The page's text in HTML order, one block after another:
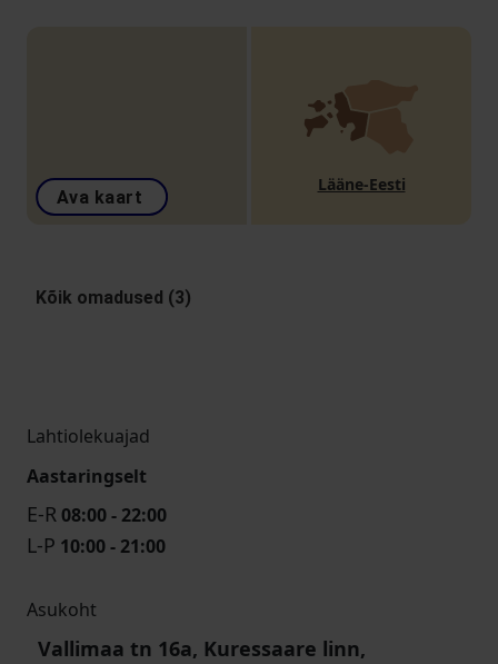
Ava kaart
Lääne-Eesti
Kõik omadused (3)
Lahtiolekuajad
Aastaringselt
E-R 08:00 - 22:00
L-P 10:00 - 21:00
Asukoht
Vallimaa tn 16a, Kuressaare linn,